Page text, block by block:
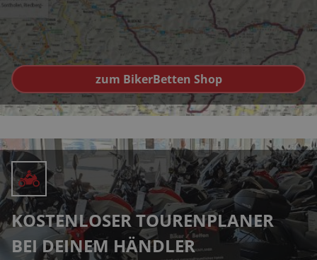
zum BikerBetten Shop
KOSTENLOSER TOURENPLANER
BEI DEINEM HÄNDLER